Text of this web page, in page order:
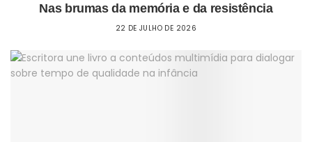
Nas brumas da memória e da resistência
22 DE JULHO DE 2026